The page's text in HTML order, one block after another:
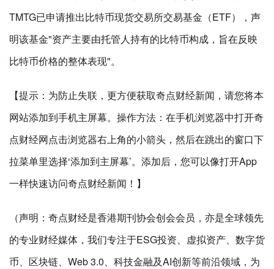
TMTG已申请推出比特币现货交易所交易基金（ETF），声
明该基金"资产主要由托管人持有的比特币构成，旨在反映
比特币价格的整体表现"。
【提示：为防止失联，更方便获取奇点财经新闻，请您将本
网站添加到手机主屏幕。操作方法：在手机浏览器中打开奇
点财经网点击浏览器右上角的小箭头，然后在跳出的窗口下
拉菜单里选择‘添加到主屏幕’。添加后，您可以像打开App
一样快速访问奇点财经新闻！】
（声明：奇点财经是香港期刊协会创会会员，亦是全球领先
的专业财经媒体，我们专注于ESG投资、虚拟资产、数字货
币、区块链、Web 3.0、科技金融及AI创新等前沿领域，为